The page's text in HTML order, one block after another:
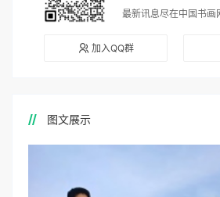
最新讯息尽在中国书画
加入QQ群
图文展示